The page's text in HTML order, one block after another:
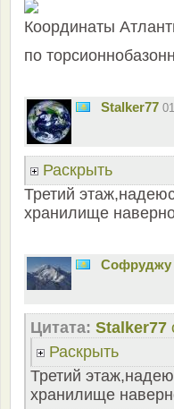
Координаты
по
Stalker77
Раскрыть
Третий
хранилище
Софруджу
Цитата: Stalker77
Раскрыть
Третий
хранилище